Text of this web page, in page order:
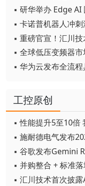
▪ 研华举办 Edge AI
▪ 卡诺普机器人冲
▪ 全球低压变频器
▪ 华为云发布全流
工控原创
▪ 并购整合 + 标准